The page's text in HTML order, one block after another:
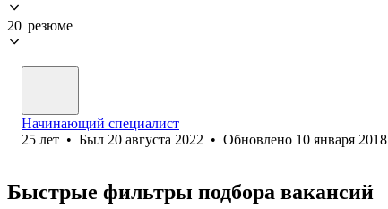
20 резюме
Начинающий специалист
25 лет • Был 20 августа 2022 • Обновлено 10 января 2018
Быстрые фильтры подбора вакансий